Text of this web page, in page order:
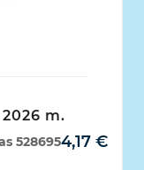
m.
4,17 €
528695